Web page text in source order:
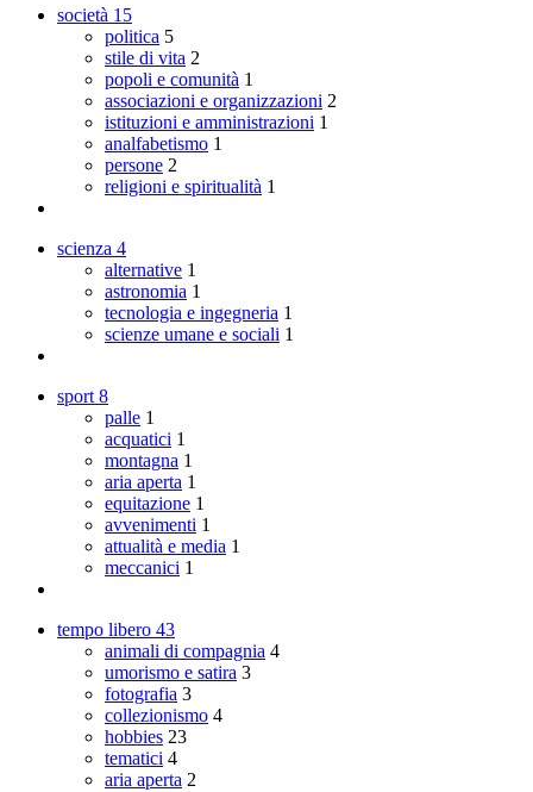
società 15
politica 5
stile di vita 2
popoli e comunità 1
associazioni e organizzazioni 2
istituzioni e amministrazioni 1
analfabetismo 1
persone 2
religioni e spiritualità 1
scienza 4
alternative 1
astronomia 1
tecnologia e ingegneria 1
scienze umane e sociali 1
sport 8
palle 1
acquatici 1
montagna 1
aria aperta 1
equitazione 1
avvenimenti 1
attualità e media 1
meccanici 1
tempo libero 43
animali di compagnia 4
umorismo e satira 3
fotografia 3
collezionismo 4
hobbies 23
tematici 4
aria aperta 2